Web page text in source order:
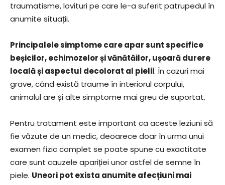
traumatisme, lovituri pe care le-a suferit patrupedul în
anumite situații.
Principalele simptome care apar sunt specifice
beșicilor, echimozelor și vănătăilor, ușoară durere
locală și aspectul decolorat al pielii. În cazuri mai
grave, când există traume în interiorul corpului,
animalul are și alte simptome mai greu de suportat.
Pentru tratament este important ca aceste leziuni să
fie văzute de un medic, deoarece doar în urma unui
examen fizic complet se poate spune cu exactitate
care sunt cauzele apariției unor astfel de semne în
piele. Uneori pot exista anumite afecțiuni mai